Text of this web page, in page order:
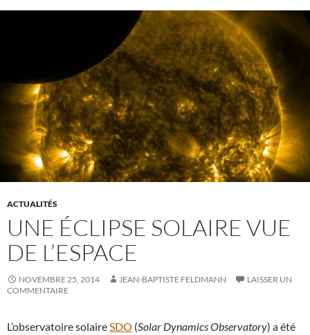
ACTUALITÉS
UNE ÉCLIPSE SOLAIRE VUE
DE L’ESPACE
NOVEMBRE 25, 2014 JEAN-BAPTISTE FELDMANN
LAISSER UN
COMMENTAIRE
L’observatoire solaireSDO (Solar Dynamics Observatory) a été